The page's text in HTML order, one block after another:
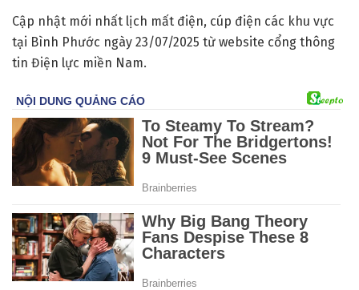
Cập nhật mới nhất lịch mất điện, cúp điện các khu vực
tại Bình Phước ngày 23/07/2025 từ website cổng thông
tin Điện lực miền Nam.